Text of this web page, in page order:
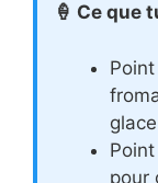
🍦 Ce que
pour